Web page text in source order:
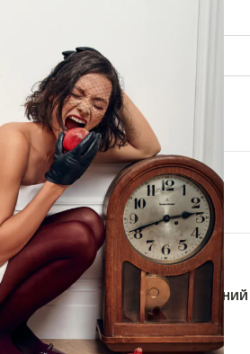
Возврат и обмен
XS S
В КОРЗИНУ
LABEL
ДОБАВИТЬ В СПИСОК ЖЕЛАНИЙ